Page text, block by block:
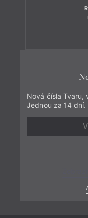
Nová čísla Tvaru,
Jednou za 14 dní.